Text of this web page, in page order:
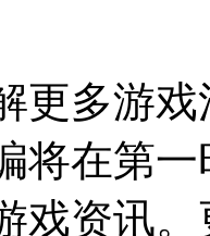
更多游
将在第
戏资讯